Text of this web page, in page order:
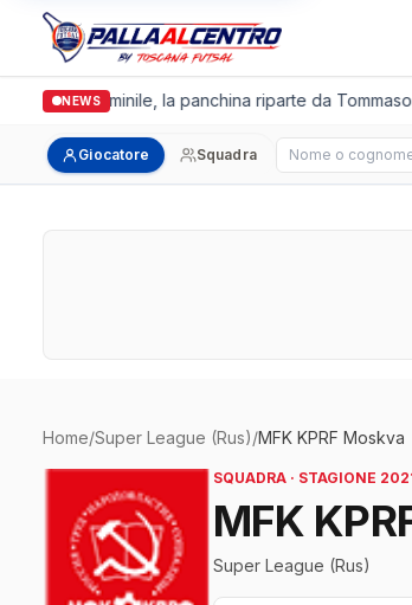
NEWS
Pisa Femminile, la panchina riparte da Tommaso
Giocatore Squadra Cerca
Home/Super League (Rus)/MFK KPRF Moskva
SQUADRA · STAGIONE
MFK
Super League (Rus)